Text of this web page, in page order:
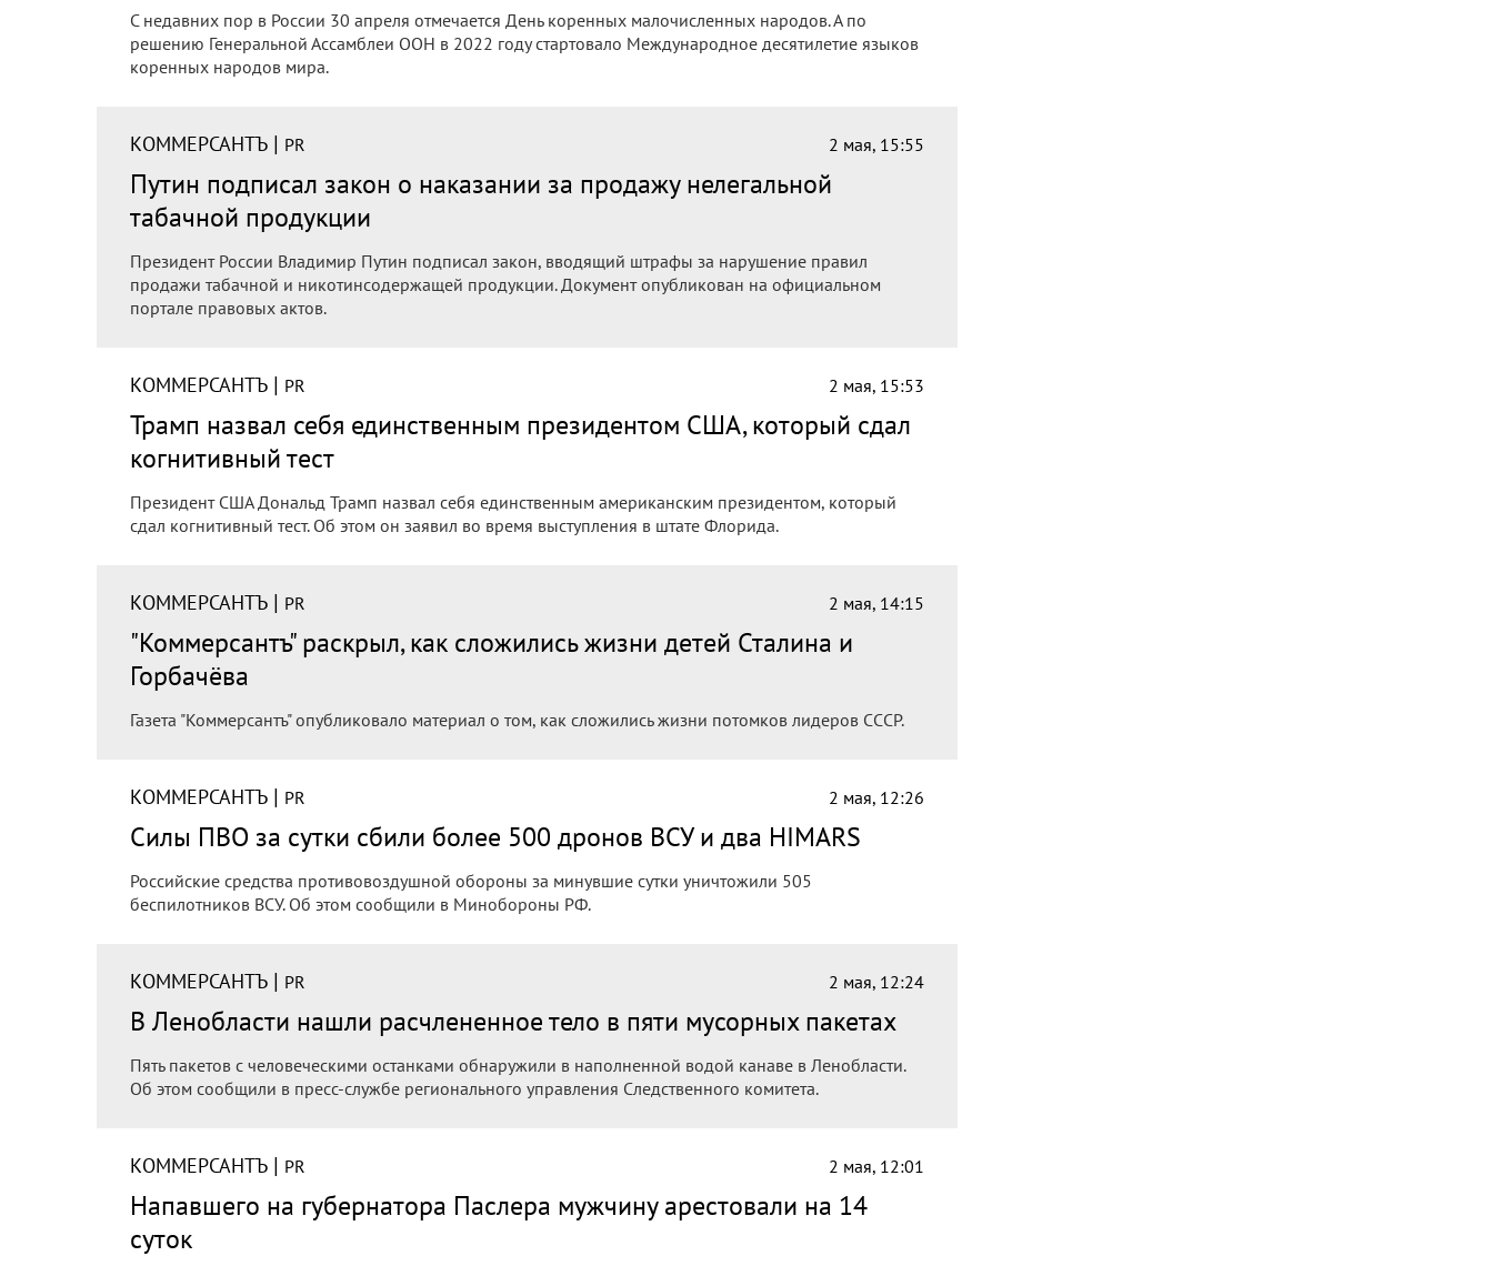
С недавних пор в России 30 апреля отмечается День коренных малочисленных народов. А по
решению Генеральной Ассамблеи ООН в 2022 году стартовало Международное десятилетие языков
коренных народов мира.
КОММЕРСАНТЪ | PR 2 мая, 15:55
Путин подписал закон о наказании за продажу нелегальной
табачной продукции
Президент России Владимир Путин подписал закон, вводящий штрафы за нарушение правил
продажи табачной и никотинсодержащей продукции. Документ опубликован на официальном
портале правовых актов.
КОММЕРСАНТЪ | PR 2 мая, 15:53
Трамп назвал себя единственным президентом США, который сдал
когнитивный тест
Президент США Дональд Трамп назвал себя единственным американским президентом, который
сдал когнитивный тест. Об этом он заявил во время выступления в штате Флорида.
КОММЕРСАНТЪ | PR 2 мая, 14:15
"Коммерсантъ" раскрыл, как сложились жизни детей Сталина и
Горбачёва
Газета "Коммерсантъ" опубликовало материал о том, как сложились жизни потомков лидеров СССР.
КОММЕРСАНТЪ | PR 2 мая, 12:26
Силы ПВО за сутки сбили более 500 дронов ВСУ и два HIMARS
Российские средства противовоздушной обороны за минувшие сутки уничтожили 505
беспилотников ВСУ. Об этом сообщили в Минобороны РФ.
КОММЕРСАНТЪ | PR 2 мая, 12:24
В Ленобласти нашли расчлененное тело в пяти мусорных пакетах
Пять пакетов с человеческими останками обнаружили в наполненной водой канаве в Ленобласти.
Об этом сообщили в пресс-службе регионального управления Следственного комитета.
КОММЕРСАНТЪ | PR 2 мая, 12:01
Напавшего на губернатора Паслера мужчину арестовали на 14
суток